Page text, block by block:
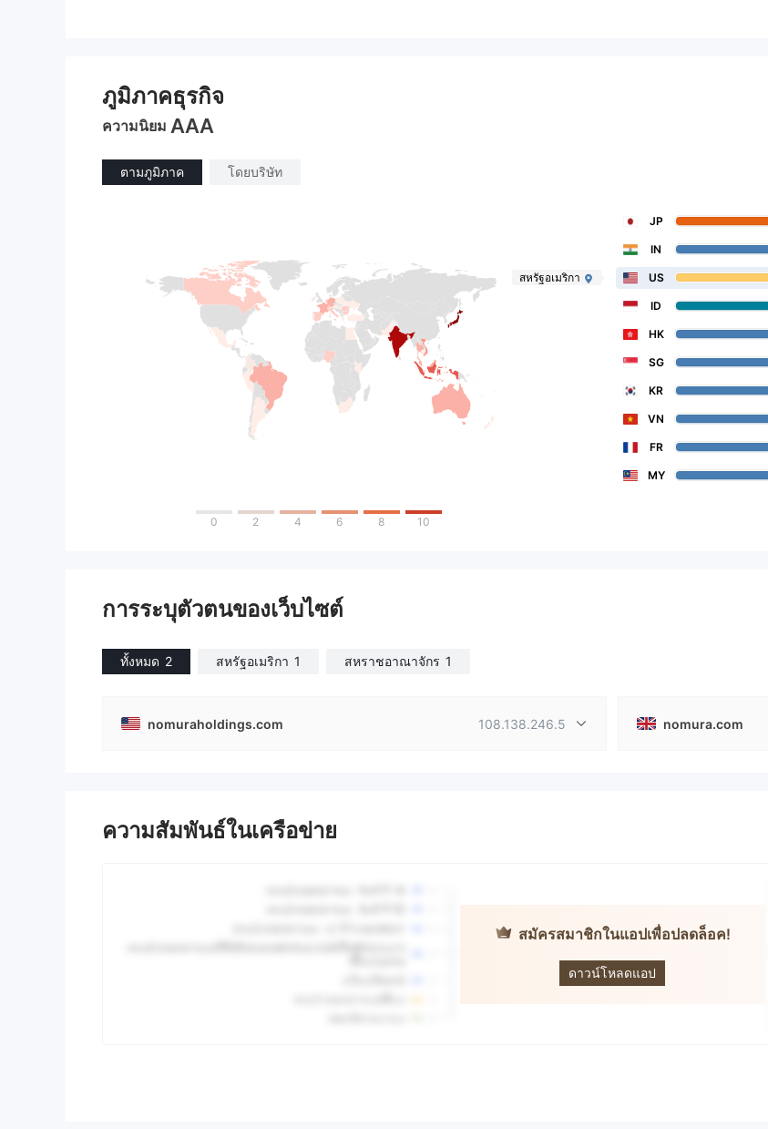
ภูมิภาคธุรกิจ
ความนิยม AAA
ตามภูมิภาค โดยบริษัท
0 2 4 6 8 10
JP
IN
สหรัฐอเมริกา US
ID
HK
SG
KR
VN
FR
MY
การระบุตัวตนของเว็บไซต์
ทั้งหมด 2 สหรัฐอเมริกา 1 สหราชอาณาจักร 1
nomuraholdings.com 108.138.246.5 nomura.com
ความสัมพันธ์ในเครือข่าย
สมัครสมาชิกในแอปเพื่อปลดล็อค!
ดาวน์โหลดแอป